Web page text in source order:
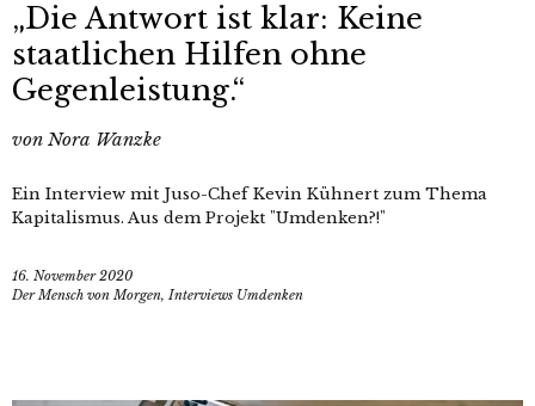
„Die Antwort ist klar: Keine
staatlichen Hilfen ohne
Gegenleistung.“
von Nora Wanzke
Ein Interview mit Juso-Chef Kevin Kühnert zum Thema
Kapitalismus. Aus dem Projekt "Umdenken?!"
16. November 2020
Der Mensch von Morgen,Interviews Umdenken